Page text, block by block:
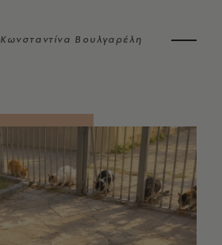
Κωνσταντίνα Βουλγαρέλη